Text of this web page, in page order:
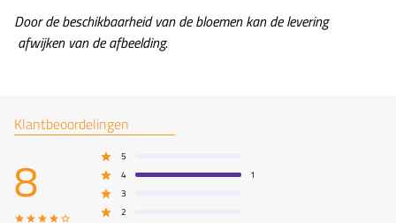
Door de beschikbaarheid van de bloemen kan de levering
afwijken van de afbeelding.
Klantbeoordelingen
8
5
4
1
3
2